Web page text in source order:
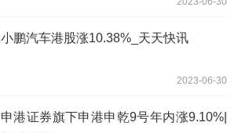
小鹏汽车港股涨10.38%_天天快讯
2023-06-30
申港证券旗下申港申乾9号年内涨9.10%|